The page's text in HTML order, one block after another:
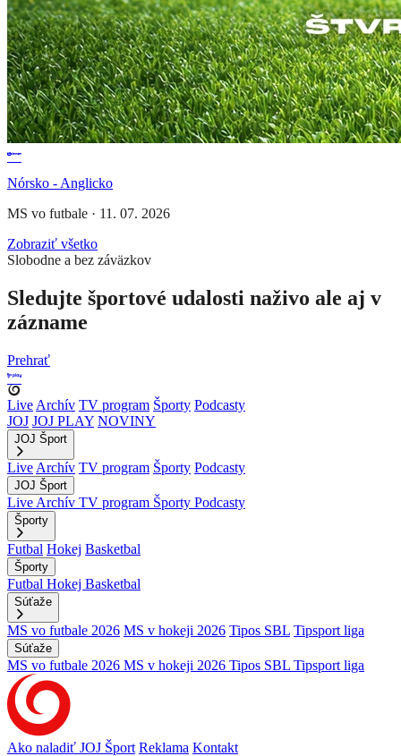
Nórsko - Anglicko
MS vo futbale · 11. 07. 2026
Zobraziť všetko
Slobodne a bez záväzkov
Sledujte športové udalosti naživo ale aj v
zázname
Prehrať
Live Archív TV program Športy Podcasty
JOJ JOJ PLAY NOVINY
JOJ Šport
Live Archív TV program Športy Podcasty
JOJ Šport
Live Archív TV program Športy Podcasty
Športy
Futbal Hokej Basketbal
Športy
Futbal Hokej Basketbal
Súťaže
MS vo futbale 2026 MS v hokeji 2026 Tipos SBL Tipsport liga
Súťaže
MS vo futbale 2026 MS v hokeji 2026 Tipos SBL Tipsport liga
Ako naladiť JOJ Šport Reklama Kontakt